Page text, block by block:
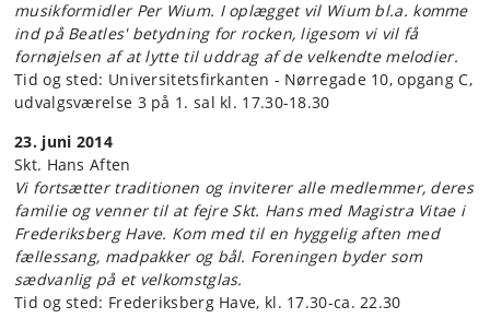
musikformidler Per Wium. I oplægget vil Wium bl.a. komme
ind på Beatles' betydning for rocken, ligesom vi vil få
fornøjelsen af at lytte til uddrag af de velkendte melodier.
Tid og sted: Universitetsfirkanten - Nørregade 10, opgang C,
udvalgsværelse 3 på 1. sal kl. 17.30-18.30
23. juni 2014
Skt. Hans Aften
Vi fortsætter traditionen og inviterer alle medlemmer, deres
familie og venner til at fejre Skt. Hans med Magistra Vitae i
Frederiksberg Have. Kom med til en hyggelig aften med
fællessang, madpakker og bål. Foreningen byder som
sædvanlig på et velkomstglas.
Tid og sted: Frederiksberg Have, kl. 17.30-ca. 22.30